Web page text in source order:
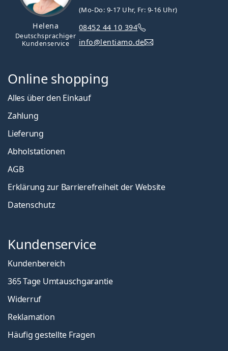
Helena
Deutschsprachiger
Kundenservice
(Mo-Do: 9-17 Uhr, Fr: 9-16 Uhr)
08452 44 10 394
info@lentiamo.de
Online shopping
Alles über den Einkauf
Zahlung
Lieferung
Abholstationen
AGB
Erklärung zur Barrierefreiheit der Website
Datenschutz
Kundenservice
Kundenbereich
365 Tage Umtauschgarantie
Widerruf
Reklamation
Häufig gestellte Fragen